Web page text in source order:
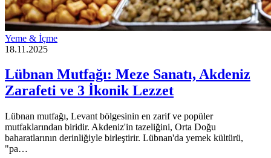
Yeme & İçme
18.11.2025
Lübnan Mutfağı: Meze Sanatı, Akdeniz
Zarafeti ve 3 İkonik Lezzet
Lübnan mutfağı, Levant bölgesinin en zarif ve popüler
mutfaklarından biridir. Akdeniz'in tazeliğini, Orta Doğu
baharatlarının derinliğiyle birleştirir. Lübnan'da yemek kültürü,
"pa…